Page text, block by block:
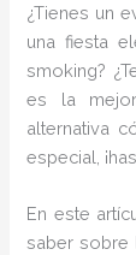
¿Tienes un
una fiesta
smoking?
es la
alternativa
especial,
En este
saber